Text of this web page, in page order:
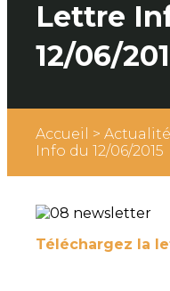
Lettre
12/06/
Accueil >
Info du 12/06/2015
Téléchargez la